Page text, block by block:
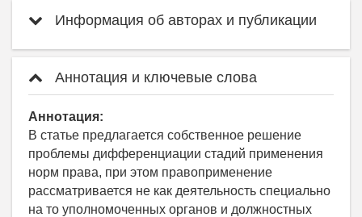
Информация об авторах и публикации
Аннотация и ключевые слова
Аннотация:
В статье предлагается собственное решение
проблемы дифференциации стадий применения
норм права, при этом правоприменение
рассматривается не как деятельность специально
на то уполномоченных органов и должностных